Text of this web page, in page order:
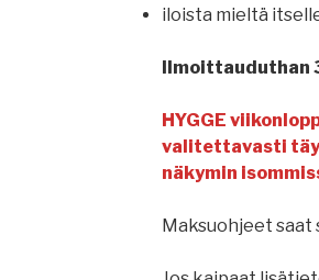
iloista mieltä
Ilmoittauduthan
HYGGE
valitettavasti
näkymin
Maksuohjeet saat